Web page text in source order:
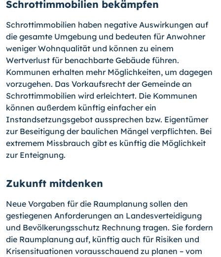
Schrottimmobilien bekämpfen
Schrottimmobilien haben negative Auswirkungen auf
die gesamte Umgebung und bedeuten für Anwohner
weniger Wohnqualität und können zu einem
Wertverlust für benachbarte Gebäude führen.
Kommunen erhalten mehr Möglichkeiten, um dagegen
vorzugehen. Das Vorkaufsrecht der Gemeinde an
Schrottimmobilien wird erleichtert. Die Kommunen
können außerdem künftig einfacher ein
Instandsetzungsgebot aussprechen bzw. Eigentümer
zur Beseitigung der baulichen Mängel verpflichten. Bei
extremem Missbrauch gibt es künftig die Möglichkeit
zur Enteignung.
Zukunft mitdenken
Neue Vorgaben für die Raumplanung sollen den
gestiegenen Anforderungen an Landesverteidigung
und Bevölkerungsschutz Rechnung tragen. Sie fordern
die Raumplanung auf, künftig auch für Risiken und
Krisensituationen vorausschauend zu planen – vom